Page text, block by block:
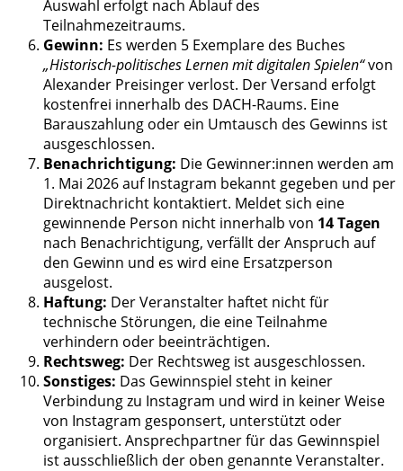
Auswahl erfolgt nach Ablauf des
Teilnahmezeitraums.
Gewinn: Es werden 5 Exemplare des Buches
„Historisch-politisches Lernen mit digitalen Spielen“von
Alexander Preisinger verlost. Der Versand erfolgt
kostenfrei innerhalb des DACH-Raums. Eine
Barauszahlung oder ein Umtausch des Gewinns ist
ausgeschlossen.
Benachrichtigung: Die Gewinner:innen werden am
1. Mai 2026 auf Instagram bekannt gegeben und per
Direktnachricht kontaktiert. Meldet sich eine
gewinnende Person nicht innerhalb von 14 Tagen
nach Benachrichtigung, verfällt der Anspruch auf
den Gewinn und es wird eine Ersatzperson
ausgelost.
Haftung: Der Veranstalter haftet nicht für
technische Störungen, die eine Teilnahme
verhindern oder beeinträchtigen.
Rechtsweg: Der Rechtsweg ist ausgeschlossen.
Sonstiges: Das Gewinnspiel steht in keiner
Verbindung zu Instagram und wird in keiner Weise
von Instagram gesponsert, unterstützt oder
organisiert. Ansprechpartner für das Gewinnspiel
ist ausschließlich der oben genannte Veranstalter.